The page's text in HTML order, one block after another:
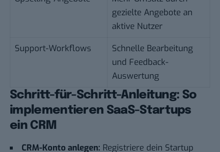
gezielte Angebote an
aktive Nutzer
Support-Workflows
Schnelle Bearbeitung
und Feedback-
Auswertung
Schritt-für-Schritt-Anleitung: So
implementieren SaaS-Startups
ein CRM
CRM-Konto anlegen: Registriere dein Startup